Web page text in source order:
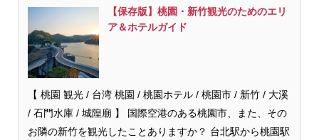
【保存版】桃園・新竹観光のためのエリ
ア＆ホテルガイド
【 桃園 観光 / 台湾 桃園 / 桃園ホテル / 桃園市 / 新竹 / 大溪
/ 石門水庫 / 城隍廟 】 国際空港のある桃園市、また、その
お隣の新竹を観光したことありますか？ 台北駅から桃園駅